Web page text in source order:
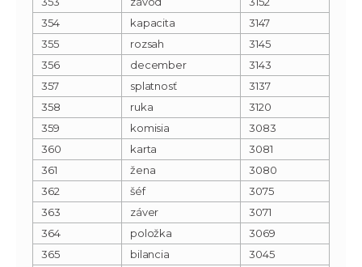
354
kapacita
3147
355
rozsah
3145
356
december
3143
357
splatnosť
3137
358
ruka
3120
359
komisia
3083
360
karta
3081
361
žena
3080
362
šéf
3075
363
záver
3071
364
položka
3069
365
bilancia
3045